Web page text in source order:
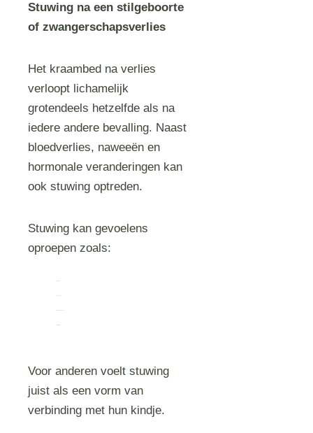
Stuwing na een stilgeboorte
of zwangerschapsverlies
Het kraambed na verlies
verloopt lichamelijk
grotendeels hetzelfde als na
iedere andere bevalling. Naast
bloedverlies, naweeën en
hormonale veranderingen kan
ook stuwing optreden.
Stuwing kan gevoelens
oproepen zoals:
Voor anderen voelt stuwing
juist als een vorm van
verbinding met hun kindje.